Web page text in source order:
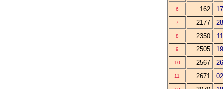
6 162
7 2177
8 2350
9 2505
10 2567
11 2671